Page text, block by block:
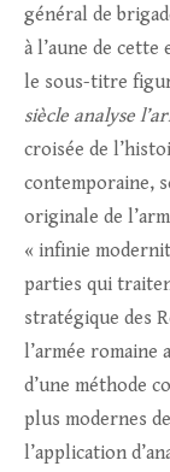
général de
à l’aune de cette
le sous-titre
siècle analyse
croisée de
contemporaine,
originale de
« infinie
parties qui
stratégique des
l’armée romaine
d’une méthode
plus modernes
l’application